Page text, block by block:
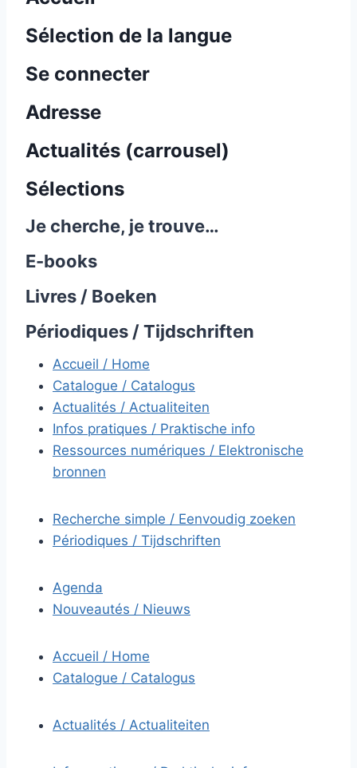
Sélection de la langue
Se connecter
Adresse
Actualités (carrousel)
Sélections
Je cherche, je trouve…
E-books
Livres / Boeken
Périodiques / Tijdschriften
Accueil / Home
Catalogue / Catalogus
Actualités / Actualiteiten
Infos pratiques / Praktische info
Ressources numériques / Elektronische
bronnen
Recherche simple / Eenvoudig zoeken
Périodiques / Tijdschriften
Agenda
Nouveautés / Nieuws
Accueil / Home
Catalogue / Catalogus
Actualités / Actualiteiten